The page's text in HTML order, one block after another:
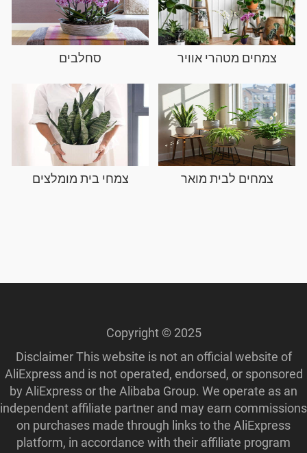
צמחים מטהרי אוויר סחלבים
צמחים לבית מואר צמחי בית מומלצים
Copyright © 2025
Disclaimer This website is not an official website of
AliExpress and is not operated, endorsed, or sponsored
by AliExpress or the Alibaba Group. We operate as an
independent affiliate partner and may earn commissions
on purchases made through links to the AliExpress
platform, in accordance with their affiliate program